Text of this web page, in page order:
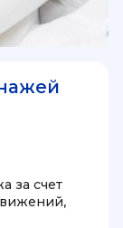
за счет